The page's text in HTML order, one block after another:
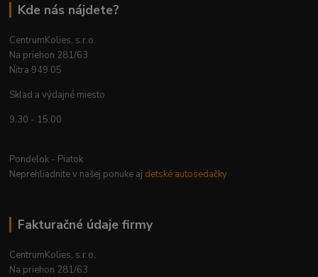
Kde nás nájdete?
CentrumKolies, s.r.o.
Na priehon 281/63
Nitra 949 05
Sklad a výdajné miesto
9.30 - 15.00
Pondelok - Piatok
Neprehliadnite v našej ponuke aj detské autosedačky
Fakturačné údaje firmy
CentrumKolies, s.r.o.
Na priehon 281/63